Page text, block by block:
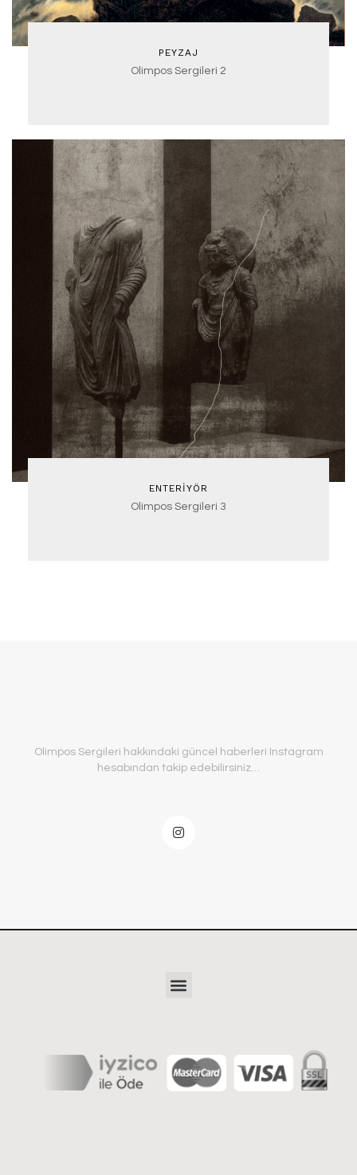
PEYZAJ
Olimpos Sergileri 2
ENTERIYÖR
Olimpos Sergileri 3
Olimpos Sergileri hakkındaki güncel haberleri Instagram
hesabından takip edebilirsiniz…